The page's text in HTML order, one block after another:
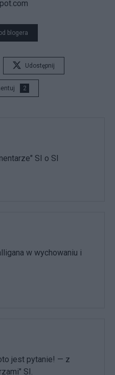
blogera
Udostępnij
2
SI o SI
w wychowaniu i
jest pytanie! — z
SI.